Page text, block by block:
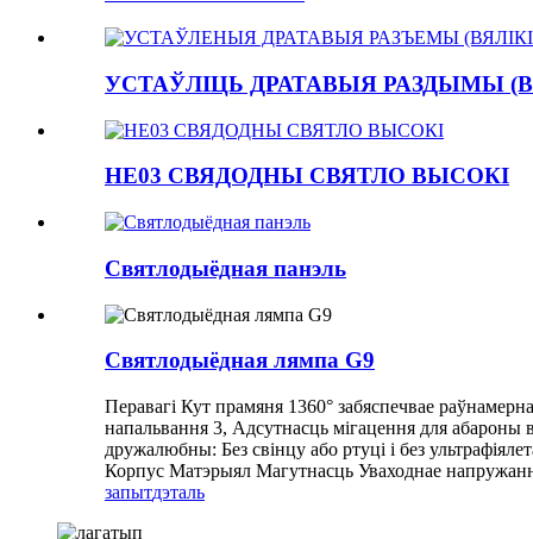
УСТАЎЛІЦЬ ДРАТАВЫЯ РАЗДЫМЫ
HE03 СВЯДОДНЫ СВЯТЛО ВЫСОКІ
Святлодыёдная панэль
Святлодыёдная лямпа G9
Перавагі Кут прамяня 1360° забяспечвае
напальвання 3, Адсутнасць мігацення для абароны
дружалюбны: Без свінцу або ртуці і без
Корпус Матэрыял Магутнасць Уваходнае
запытдэталь